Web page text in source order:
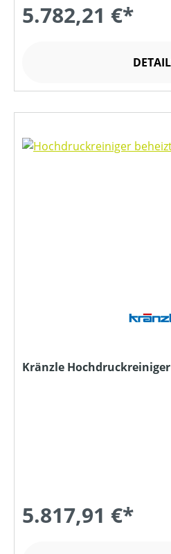
5.782,21 €*
Kränzle
5.817,91 €*